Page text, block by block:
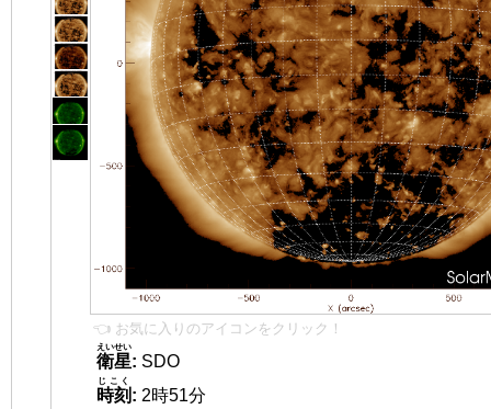
👈 お気に入りのアイコンをクリック！
衛星
えいせい
: SDO
時刻
じこく
: 2時51分